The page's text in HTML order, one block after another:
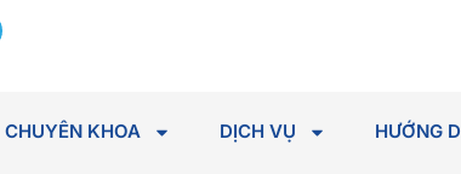
298 Hà Huy Tập, P. Tân An,
CHUYÊN KHOA DỊCH VỤ HƯỚNG